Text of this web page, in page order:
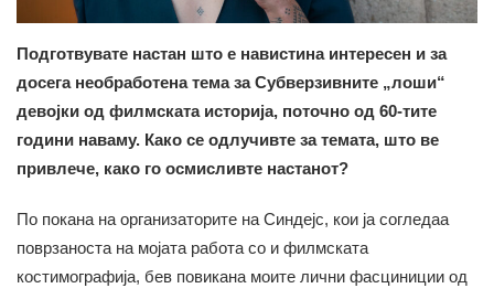
Подготвувате настан што е навистина интересен и за
досега необработена тема за Субверзивните „лоши“
девојки од филмската историја, поточно од 60-тите
години наваму. Како се одлучивте за темата, што ве
привлече, како го осмисливте настанот?
По покана на организаторите на Синдејс, кои ја согледаа
поврзаноста на мојата работа со и филмската
костимографија, бев повикана моите лични фасциниции од